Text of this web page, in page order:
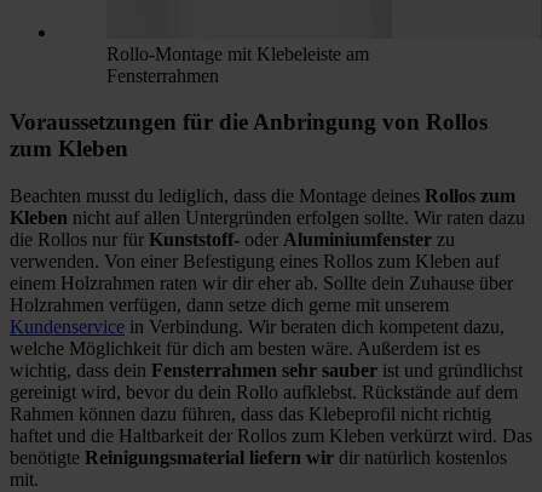
Rollo-Montage mit Klebeleiste am
Fensterrahmen
Voraussetzungen für die Anbringung von Rollos
zum Kleben
Beachten musst du lediglich, dass die Montage deines Rollos zum
Kleben nicht auf allen Untergründen erfolgen sollte. Wir raten dazu
die Rollos nur für Kunststoff- oder Aluminiumfenster zu
verwenden. Von einer Befestigung eines Rollos zum Kleben auf
einem Holzrahmen raten wir dir eher ab. Sollte dein Zuhause über
Holzrahmen verfügen, dann setze dich gerne mit unserem
Kundenservice in Verbindung. Wir beraten dich kompetent dazu,
welche Möglichkeit für dich am besten wäre. Außerdem ist es
wichtig, dass dein Fensterrahmen sehr sauber ist und gründlichst
gereinigt wird, bevor du dein Rollo aufklebst. Rückstände auf dem
Rahmen können dazu führen, dass das Klebeprofil nicht richtig
haftet und die Haltbarkeit der Rollos zum Kleben verkürzt wird. Das
benötigte Reinigungsmaterial liefern wir dir natürlich kostenlos
mit.